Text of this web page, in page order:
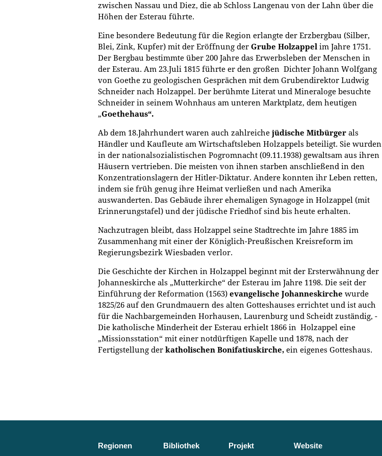
zwischen Nassau und Diez, die ab Schloss Langenau von der Lahn über die
Höhen der Esterau führte.
Eine besondere Bedeutung für die Region erlangte der Erzbergbau (Silber,
Blei, Zink, Kupfer) mit der Eröffnung der Grube Holzappel im Jahre 1751.
Der Bergbau bestimmte über 200 Jahre das Erwerbsleben der Menschen in
der Esterau. Am 23.Juli 1815 führte er den großen Dichter Johann Wolfgang
von Goethe zu geologischen Gesprächen mit dem Grubendirektor Ludwig
Schneider nach Holzappel. Der berühmte Literat und Mineraloge besuchte
Schneider in seinem Wohnhaus am unteren Marktplatz, dem heutigen
„Goethehaus“.
Ab dem 18.Jahrhundert waren auch zahlreiche jüdische Mitbürger als
Händler und Kaufleute am Wirtschaftsleben Holzappels beteiligt. Sie wurden
in der nationalsozialistischen Pogromnacht (09.11.1938) gewaltsam aus ihren
Häusern vertrieben. Die meisten von ihnen starben anschließend in den
Konzentrationslagern der Hitler-Diktatur. Andere konnten ihr Leben retten,
indem sie früh genug ihre Heimat verließen und nach Amerika
auswanderten. Das Gebäude ihrer ehemaligen Synagoge in Holzappel (mit
Erinnerungstafel) und der jüdische Friedhof sind bis heute erhalten.
Nachzutragen bleibt, dass Holzappel seine Stadtrechte im Jahre 1885 im
Zusammenhang mit einer der Königlich-Preußischen Kreisreform im
Regierungsbezirk Wiesbaden verlor.
Die Geschichte der Kirchen in Holzappel beginnt mit der Ersterwähnung der
Johanneskirche als „Mutterkirche“ der Esterau im Jahre 1198. Die seit der
Einführung der Reformation (1563) evangelische Johanneskirche wurde
1825/26 auf den Grundmauern des alten Gotteshauses errichtet und ist auch
für die Nachbargemeinden Horhausen, Laurenburg und Scheidt zuständig, -
Die katholische Minderheit der Esterau erhielt 1866 in Holzappel eine
„Missionsstation“ mit einer notdürftigen Kapelle und 1878, nach der
Fertigstellung der katholischen Bonifatiuskirche, ein eigenes Gotteshaus.
Regionen Bibliothek Projekt Website